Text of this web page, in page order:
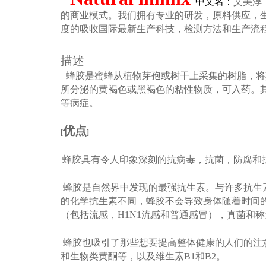
的商业模式。我们拥有专业的研发，原料供应，
度的吸收国际最新生产科技， 检测方法和生产流
描述
蜂胶是蜜蜂从植物芽孢或树干上采集的树脂，
所分泌的黄褐色或黑褐色的粘性物质，可入药
等病症。
[优点]
蜂胶具有令人印象深刻的抗病毒，抗菌，防腐
蜂胶是自然界中发现的最强抗生素。与许多抗
的化学抗生素不同，蜂胶不会导致身体随着时
（包括流感，H1N1流感和普通感冒），真菌和
蜂胶也吸引了那些想要提高整体健康的人们的
和生物类黄酮等，以及维生素B1和B2。